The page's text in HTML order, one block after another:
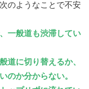
のようなことで不安
一般道も渋滞してい
道に切り替えるか、
のか分からない。